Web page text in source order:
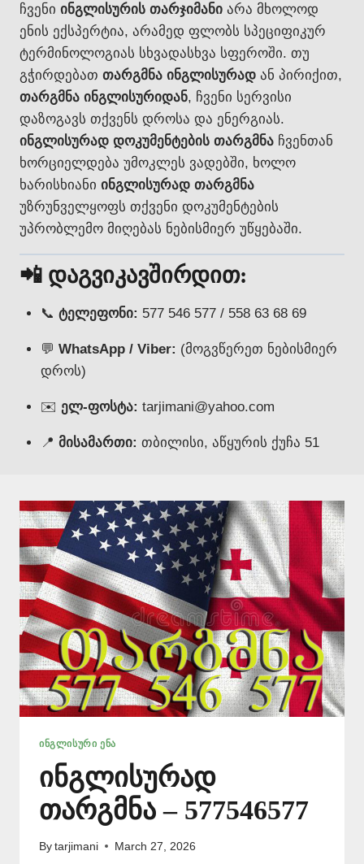
ჩვენი ინგლისურის თარჯიმანი არა მხოლოდ
ენის ექსპერტია, არამედ ფლობს სპეციფიკურ
ტერმინოლოგიას სხვადასხვა სფეროში. თუ
გჭირდებათ თარგმნა ინგლისურად ან პირიქით,
თარგმნა ინგლისურიდან, ჩვენი სერვისი
დაზოგავს თქვენს დროსა და ენერგიას.
ინგლისურად დოკუმენტების თარგმნა ჩვენთან
ხორციელდება უმოკლეს ვადებში, ხოლო
ხარისხიანი ინგლისურად თარგმნა
უზრუნველყოფს თქვენი დოკუმენტების
უპრობლემო მიღებას ნებისმიერ უწყებაში.
📲 დაგვიკავშირდით:
📞 ტელეფონი: 577 546 577 / 558 63 68 69
💬 WhatsApp / Viber: (მოგვწერეთ ნებისმიერ
დროს)
✉️ ელ-ფოსტა: tarjimani@yahoo.com
📍 მისამართი: თბილისი, აწყურის ქუჩა 51
ᲘᲜᲒᲚᲘᲡᲣᲠᲘ ᲔᲜᲐ
ინგლისურად
თარგმნა – 577546577
By tarjimani March 27, 2026